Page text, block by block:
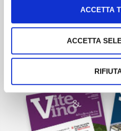
ACCETTA
ACCETTA
Scopri un servizio d'informazione di